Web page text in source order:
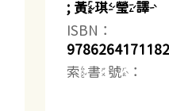
; 黃琪瑩譯
ISBN：
9786264171182
索書號：